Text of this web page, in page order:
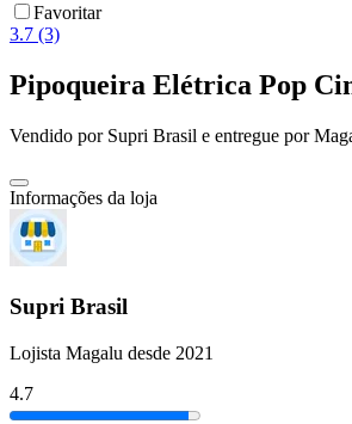
Favoritar
3.7 (3)
Pipoqueira Elétrica Pop
Vendido por Supri Brasil e entregue por
Informações da loja
Supri Brasil
Lojista Magalu desde 2021
4.7